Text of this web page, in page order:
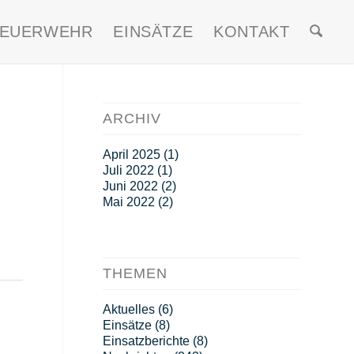
EINSÄTZE KONTAKT
ARCHIV
April 2025(1)
Juli 2022 (1)
Juni 2022 (2)
Mai 2022 (2)
THEMEN
Aktuelles(6)
Einsätze(8)
Einsatzberichte(8)